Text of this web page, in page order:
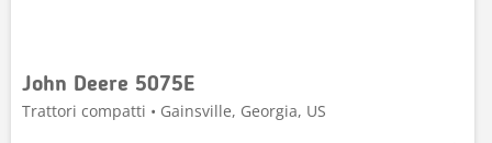
John Deere 5075E
Trattori compatti • Gainsville, Georgia, US